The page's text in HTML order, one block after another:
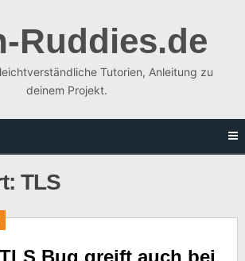
Ruddies.de
Tutorien, Anleitung zu
deinem Projekt.
TLS
Bug greift auch bei